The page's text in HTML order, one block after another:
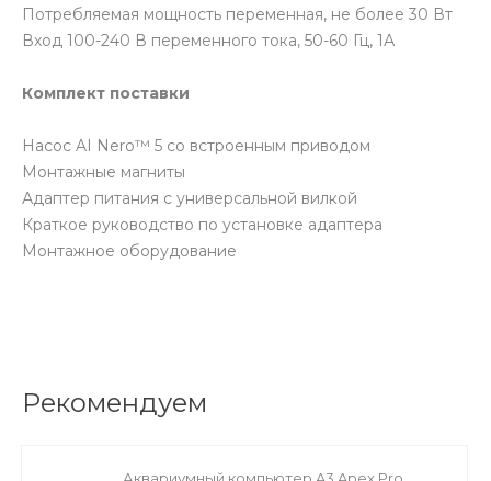
Потребляемая мощность переменная, не более 30 Вт
Вход 100-240 В переменного тока, 50-60 Гц, 1А
Комплект поставки
Насос AI Nero™ 5 со встроенным приводом
Монтажные магниты
Адаптер питания с универсальной вилкой
Краткое руководство по установке адаптера
Монтажное оборудование
Рекомендуем